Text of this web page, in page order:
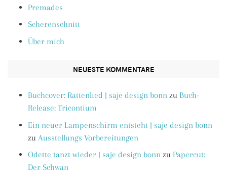
Premades
Scherenschnitt
Über mich
NEUESTE KOMMENTARE
Buchcover: Rattenlied | saje design bonn zu Buch-
Release: Tricontium
Ein neuer Lampenschirm entsteht | saje design bonn
zu Ausstellungs Vorbereitungen
Odette tanzt wieder | saje design bonn zu Papercut:
Der Schwan